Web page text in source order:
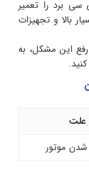
برد را تعمیر
بالا و تجهیزات
این مشکل، به
علت
موتور